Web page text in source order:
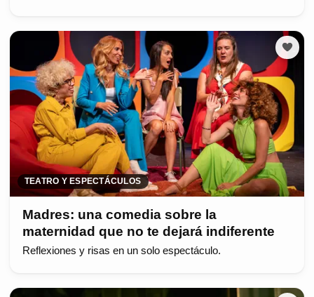
TEATRO Y ESPECTÁCULOS
Madres: una comedia sobre la
maternidad que no te dejará indiferente
Reflexiones y risas en un solo espectáculo.